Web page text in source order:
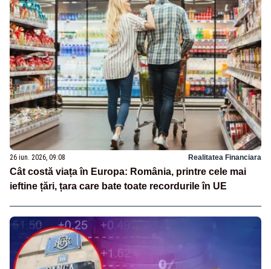
26 iun. 2026, 09:08 Realitatea Financiara
Cât costă viața în Europa: România, printre cele mai
ieftine țări, țara care bate toate recordurile în UE